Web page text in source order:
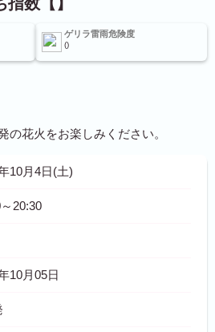
ゲリラ雷雨危険度
の花火をお楽しみください。
10月4日(土)
20:30
10月05日